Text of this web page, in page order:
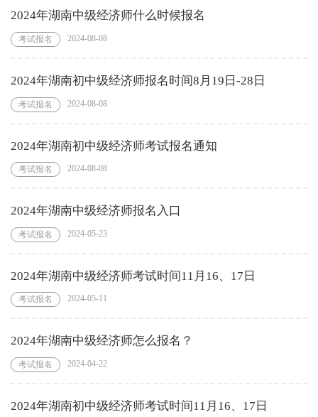
2024年湖南中级经济师什么时候报名
考试报名 2024-08-08
2024年湖南初中级经济师报名时间8月19日-28日
考试报名 2024-08-08
2024年湖南初中级经济师考试报名通知
考试报名 2024-08-08
2024年湖南中级经济师报名入口
考试报名 2024-05-23
2024年湖南中级经济师考试时间11月16、17日
考试报名 2024-05-11
2024年湖南中级经济师怎么报名？
考试报名 2024-04-22
2024年湖南初中级经济师考试时间11月16、17日